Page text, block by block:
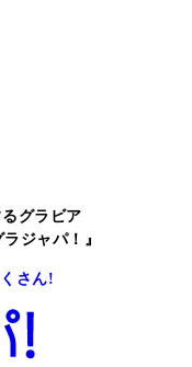
グラビア
ジャパ！』
さん!